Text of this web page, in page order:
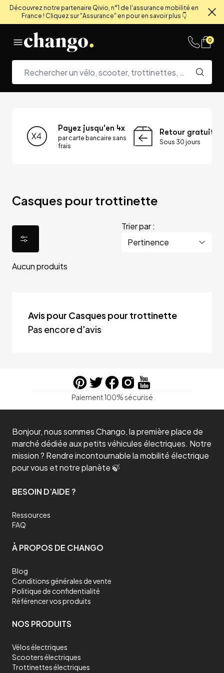
Découvrez notre partenaire Qivio, n°1 de l'assurance mobilité en
France ! Cliquez sur "Assurance" en pour en savoir plus 👇
0
Payez jusqu'en 4x
par carte bancaire sans
frais
Retour gratuit
Sous 30 jours
Casques pour trottinette
Trier par :
Aucun produits
Avis pour Casques pour trottinette
Pas encore d'avis
Paiement 100% sécurisé
Bonjour, nous sommes Chango, la première place de
marché dédiée aux petits véhicules électriques. Notre
mission ? Rendre incontournable la mobilité électrique
pour vous et notre planète 🍃
BESOIN D’AIDE ?
Ressources
FAQ
À PROPOS DE CHANGO
Blog
Conditions générales de vente
Politique de confidentialité
Référencer vos produits
NOS PRODUITS
Vélos électriques
Scooters électriques
Trottinettes électriques